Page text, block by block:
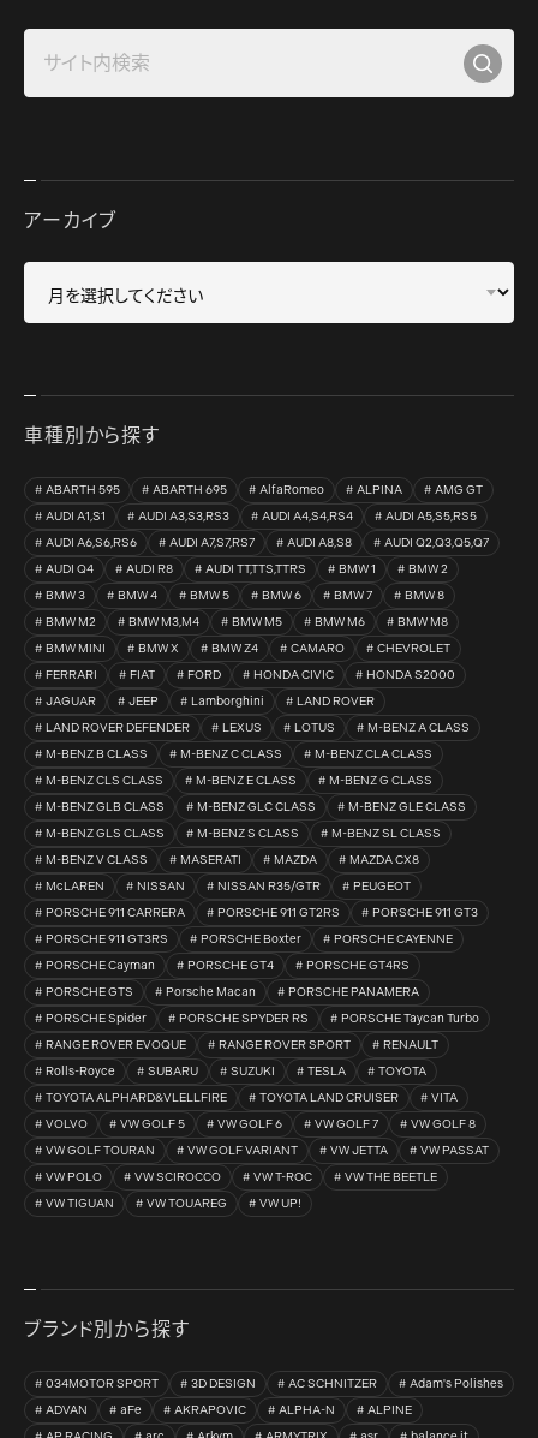
アーカイブ
車種別から探す
ABARTH 595 ABARTH 695 AlfaRomeo ALPINA
AMG GT
AUDI A1,S1
AUDI A3,S3,RS3 AUDI A4,S4,RS4
AUDI A5,S5,RS5
AUDI A6,S6,RS6
AUDI A7,S7,RS7 AUDI A8,S8
AUDI Q2,Q3,Q5,Q7
AUDI Q4
AUDI R8 AUDI TT,TTS,TTRS BMW 1
BMW 2
BMW 3
BMW 4 BMW 5 BMW 6 BMW 7
BMW 8
BMW M2
BMW M3,M4 BMW M5 BMW M6
BMW M8
BMW MINI
BMW X BMW Z4 CAMARO
CHEVROLET
FERRARI
FIAT FORD HONDA CIVIC
HONDA S2000
JAGUAR
JEEP Lamborghini
LAND ROVER
LAND ROVER DEFENDER
LEXUS LOTUS
M-BENZ A CLASS
M-BENZ B CLASS
M-BENZ C CLASS
M-BENZ CLA CLASS
M-BENZ CLS CLASS
M-BENZ E CLASS
M-BENZ G CLASS
M-BENZ GLB CLASS
M-BENZ GLC CLASS
M-BENZ GLE CLASS
M-BENZ GLS CLASS
M-BENZ S CLASS
M-BENZ SL CLASS
M-BENZ V CLASS
MASERATI MAZDA
MAZDA CX8
McLAREN
NISSAN NISSAN R35/GTR
PEUGEOT
PORSCHE 911 CARRERA
PORSCHE 911 GT2RS
PORSCHE 911 GT3
PORSCHE 911 GT3RS
PORSCHE Boxter
PORSCHE CAYENNE
PORSCHE Cayman
PORSCHE GT4
PORSCHE GT4RS
PORSCHE GTS
Porsche Macan
PORSCHE PANAMERA
PORSCHE Spider
PORSCHE SPYDER RS
PORSCHE Taycan Turbo
RANGE ROVER EVOQUE
RANGE ROVER SPORT
RENAULT
Rolls-Royce
SUBARU SUZUKI TESLA
TOYOTA
TOYOTA ALPHARD&VLELLFIRE
TOYOTA LAND CRUISER
VITA
VOLVO
VW GOLF 5 VW GOLF 6 VW GOLF 7
VW GOLF 8
VW GOLF TOURAN
VW GOLF VARIANT VW JETTA
VW PASSAT
VW POLO
VW SCIROCCO VW T-ROC
VW THE BEETLE
VW TIGUAN
VW TOUAREG VW UP!
ブランド別から探す
034MOTOR SPORT 3D DESIGN AC SCHNITZER
Adam's Polishes
ADVAN
aFe AKRAPOVIC ALPHA-N
ALPINE